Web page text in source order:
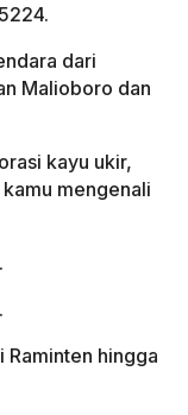
dari
Malioboro dan
kayu ukir,
mengenali
hingga